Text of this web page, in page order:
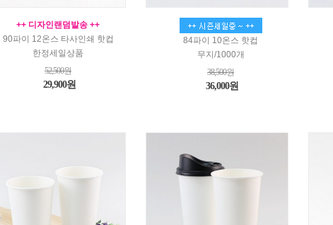
++ 디자인랜덤발송 ++
90파이 12온스 타사인쇄 핫컵
한정세일상품
52,500원
29,900원
84파이 10온스 핫컵
무지/1000개
38,500원
36,000원